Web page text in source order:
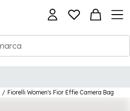
/ Fiorelli Women's Fior Effie Camera Bag